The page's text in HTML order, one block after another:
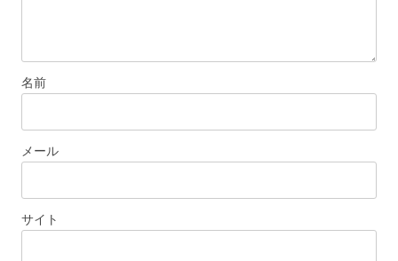
名前
メール
サイト